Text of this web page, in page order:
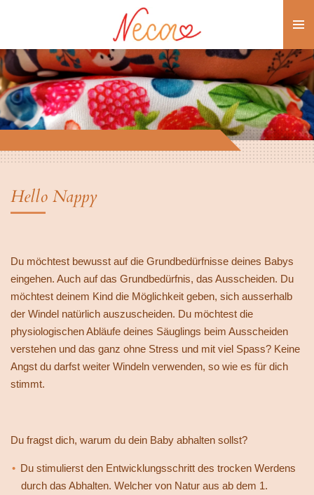
springen
Hello Nappy
Du möchtest bewusst auf die Grundbedürfnisse deines Babys
eingehen. Auch auf das Grundbedürfnis, das Ausscheiden. Du
möchtest deinem Kind die Möglichkeit geben, sich ausserhalb
der Windel natürlich auszuscheiden. Du möchtest die
physiologischen Abläufe deines Säuglings beim Ausscheiden
verstehen und das ganz ohne Stress und mit viel Spass? Keine
Angst du darfst weiter Windeln verwenden, so wie es für dich
stimmt.
Du fragst dich, warum du dein Baby abhalten sollst?
Du stimulierst den Entwicklungsschritt des trocken Werdens
durch das Abhalten. Welcher von Natur aus ab dem 1.